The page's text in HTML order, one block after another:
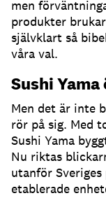
men
produkter
självklart så
våra val.
Sushi
Men det är inte
rör på sig. Med
Sushi Yama
Nu riktas
utanför
etablerade